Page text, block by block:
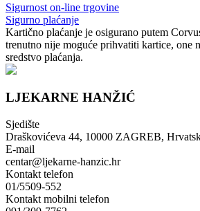
Sigurnost on-line trgovine
Sigurno plaćanje
Kartično plaćanje je osigurano putem
trenutno nije moguće prihvatiti kartice, one
sredstvo plaćanja.
LJEKARNE HANŽIĆ
Sjedište
Draškovićeva 44, 10000 ZAGREB,
E-mail
centar@ljekarne-hanzic.hr
Kontakt telefon
01/5509-552
Kontakt mobilni telefon